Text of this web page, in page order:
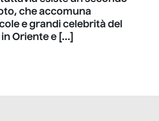
che accomuna
e grandi celebrità del
Oriente e […]